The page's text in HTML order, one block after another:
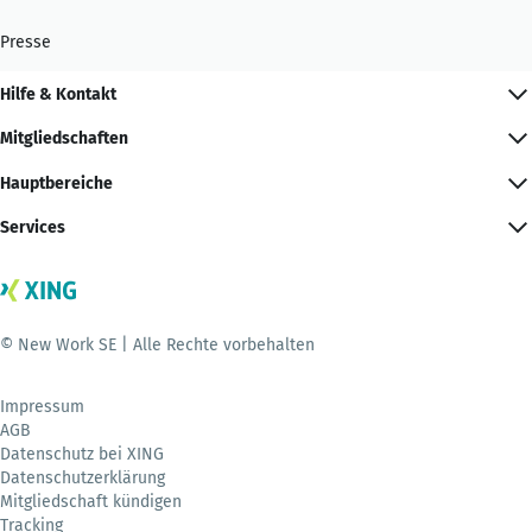
Presse
Hilfe & Kontakt
Mitgliedschaften
Hauptbereiche
Services
© New Work SE | Alle Rechte vorbehalten
Impressum
AGB
Datenschutz bei XING
Datenschutzerklärung
Mitgliedschaft kündigen
Tracking